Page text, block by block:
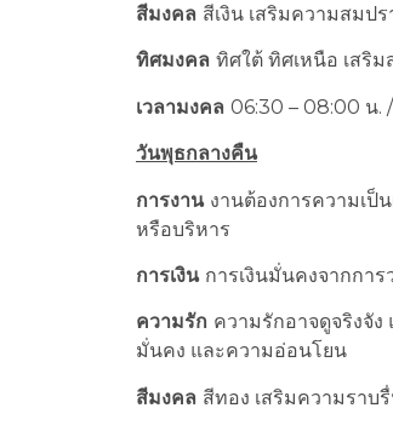
สีมงคล สีเงิน เสริมความสมป
ทิศมงคล ทิศใต้ ทิศเหนือ เสริม
เวลามงคล 06:30 – 08:00 น. /
วันพุธกลางคืน
การงาน งานต้องการความเ
หรือบริหาร
การเงิน การเงินมั่นคงจากกา
ความรัก ความรักอาจดูจริงจั
มั่นคง และความอ่อนโยน
สีมงคล สีทอง เสริมความรา